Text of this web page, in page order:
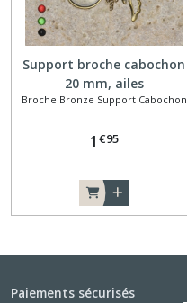
Support broche cabochon
20 mm, ailes
Broche Bronze Support Cabochon
1 €95
Paiements sécurisés